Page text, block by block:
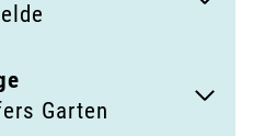
Garten